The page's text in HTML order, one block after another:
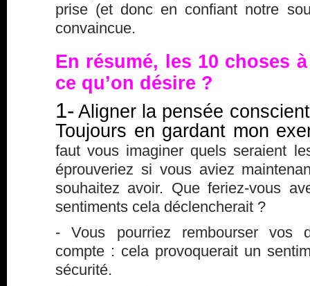
prise (et donc en confiant notre
convaincue.
En résumé, les 10 choses
ce qu’on désire ?
1- Aligner la pensée
Toujours en gardant mon
faut vous imaginer quels seraient
éprouveriez si vous aviez
souhaitez avoir. Que feriez-vous
sentiments cela déclencherait ?
- Vous pourriez rembourser vos
compte : cela provoquerait un
sécurité.